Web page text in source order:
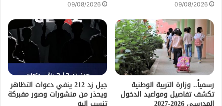
09/08/2026
09/08/2026
رسمياً.. وزارة التربية الوطنية
تكشف تفاصيل ومواعيد الدخول
جيل زد 212 ينفي دعوات التظاهر
ويحذر من منشورات وصور مفبركة